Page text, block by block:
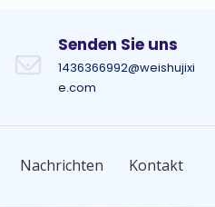
Senden Sie uns
1436366992@weishujixi
e.com
Nachrichten Kontakt